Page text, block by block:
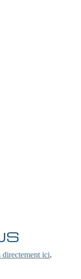
directement ici.